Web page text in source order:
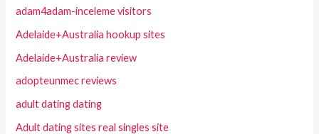
adam4adam-inceleme visitors
Adelaide+Australia hookup sites
Adelaide+Australia review
adopteunmec reviews
adult dating dating
Adult dating sites real singles site